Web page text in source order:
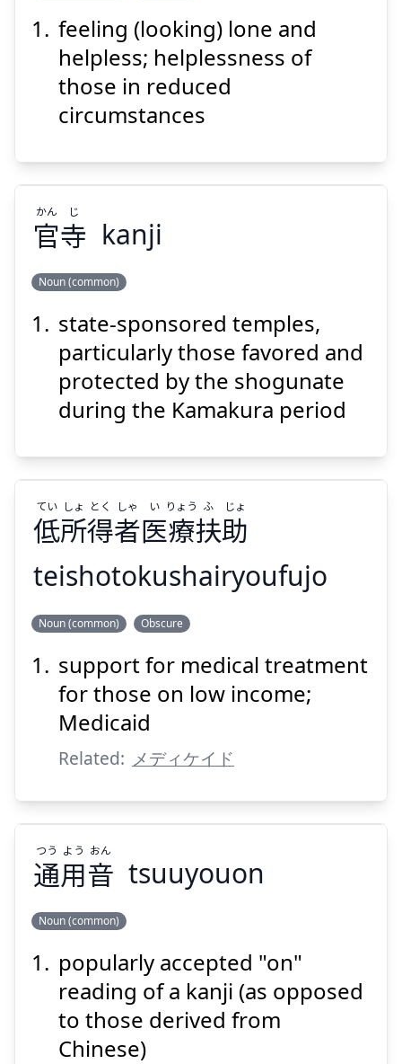
孤
城
落
日
こ
じょう
らく
じつ
Suspend
feeling (looking) lone and
helpless; helplessness of
those in reduced
circumstances
官
寺
かん
じ
Show answer
Suspend
官寺
かん じ
kanji
Noun (common)
state-sponsored temples,
particularly those favored and
protected by the shogunate
during the Kamakura period
医
療
扶
助
い
りょう
ふ
じょ
Show answer
Suspend
低所得者医療扶助
てい しょ とく しゃ い りょう ふ じょ
teishotokushairyoufujo
Noun (common) Obscure
support for medical treatment
for those on low income;
Medicaid
Related: メディケイド
通
用
音
つう
よう
おん
通用音
つう よう おん
tsuuyouon
Noun (common)
popularly accepted "on"
reading of a kanji (as opposed
to those derived from
Chinese)